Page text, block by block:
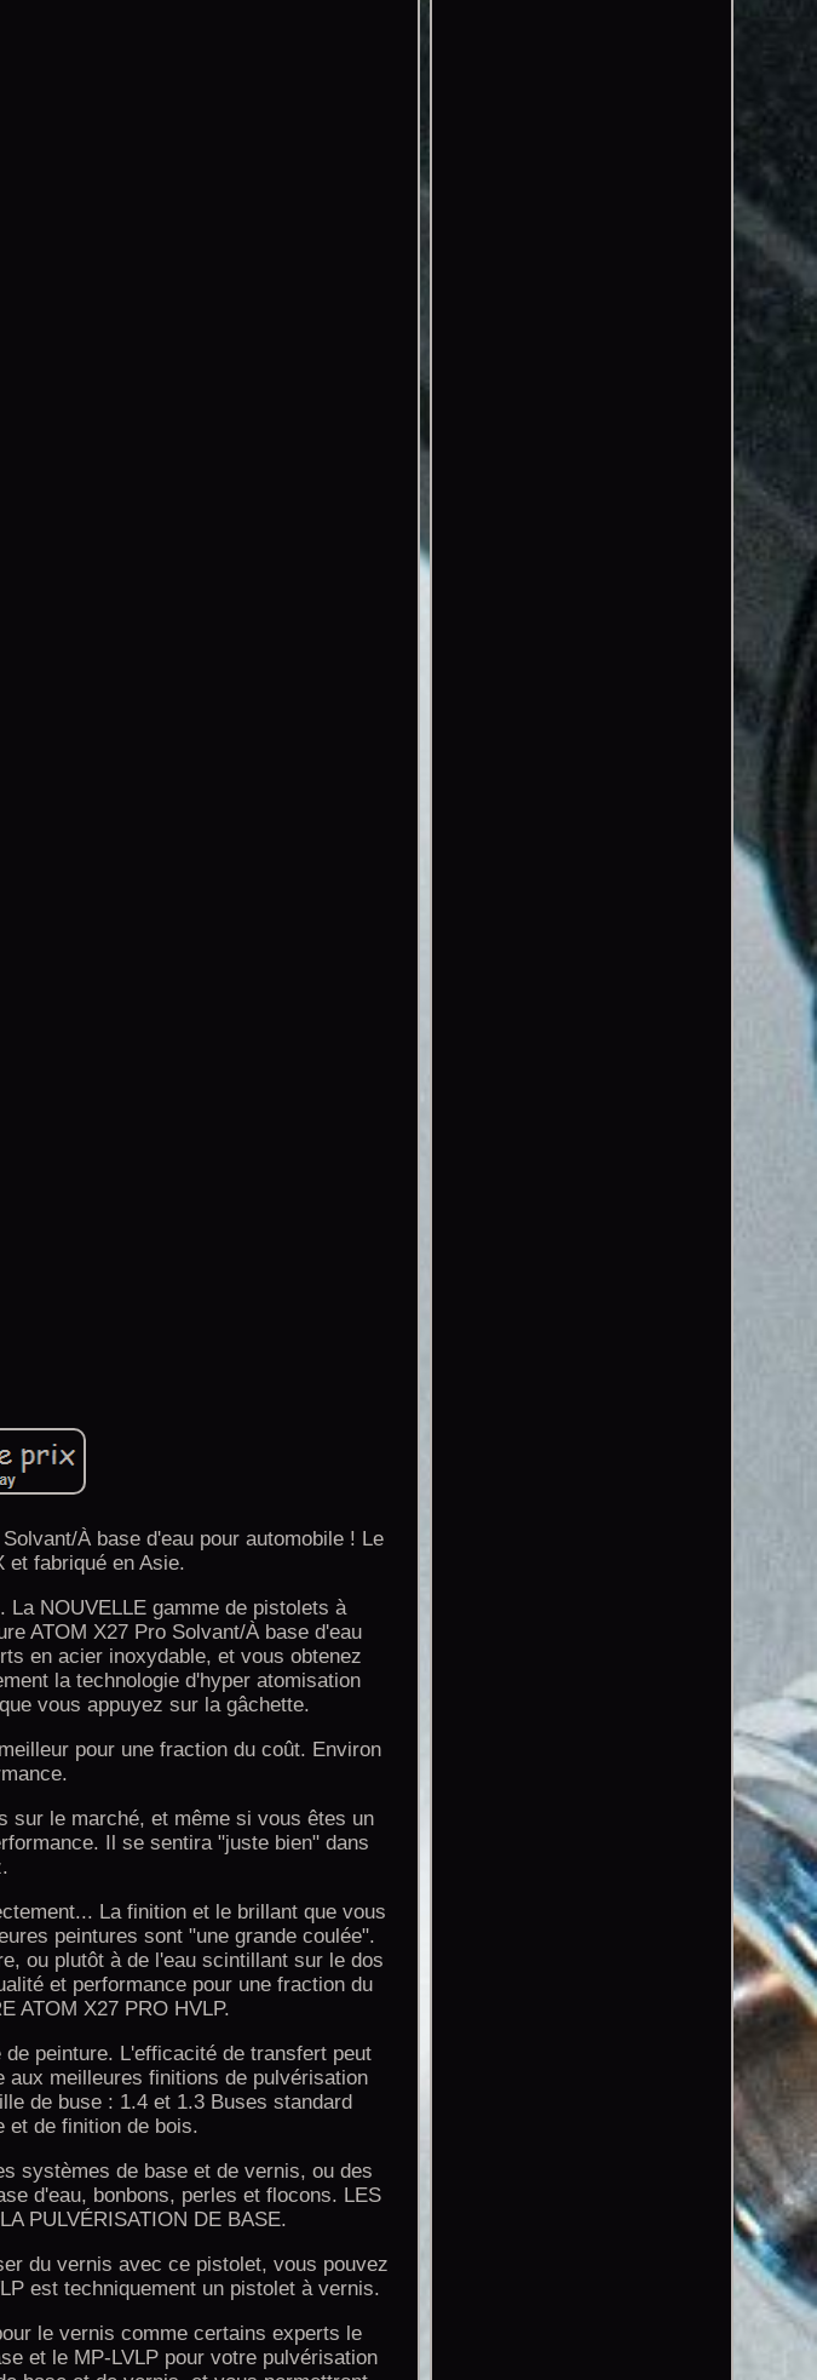
À base d'eau pour automobile ! Le
et fabriqué en Asie.
NOUVELLE gamme de pistolets à
ATOM X27 Pro Solvant/À base d'eau
en acier inoxydable, et vous obtenez
la technologie d'hyper atomisation
vous appuyez sur la gâchette.
pour une fraction du coût. Environ
sur le marché, et même si vous êtes un
Il se sentira "juste bien" dans
La finition et le brillant que vous
peintures sont "une grande coulée".
ou plutôt à de l'eau scintillant sur le dos
et performance pour une fraction du
ATOM X27 PRO HVLP.
peinture. L'efficacité de transfert peut
aux meilleures finitions de pulvérisation
de buse : 1.4 et 1.3 Buses standard
et de finition de bois.
systèmes de base et de vernis, ou des
d'eau, bonbons, perles et flocons. LES
PULVÉRISATION DE BASE.
du vernis avec ce pistolet, vous pouvez
est techniquement un pistolet à vernis.
le vernis comme certains experts le
et le MP-LVLP pour votre pulvérisation